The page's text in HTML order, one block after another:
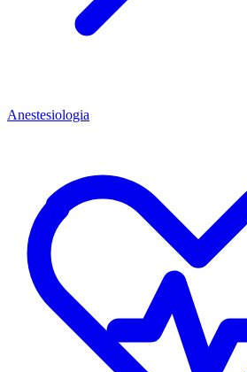
Anestesiologia